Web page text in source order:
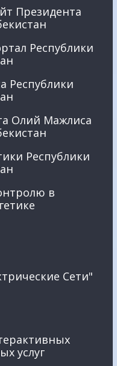
Президента
Республики
Республики
Олий Мажлиса
Республики
в
Сети"
услуг